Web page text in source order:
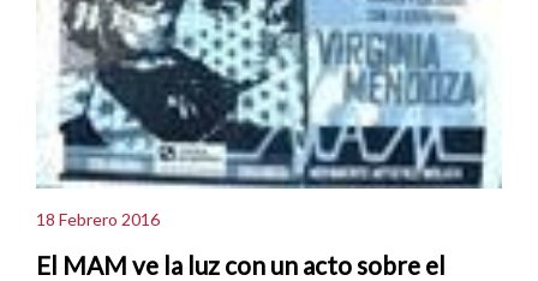
18 Febrero 2016
El MAM ve la luz con un acto sobre el